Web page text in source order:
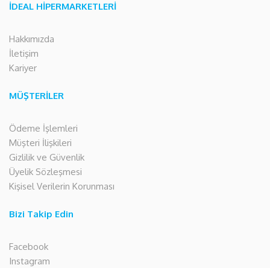
İDEAL HİPERMARKETLERİ
Hakkımızda
İletişim
Kariyer
MÜŞTERİLER
Ödeme İşlemleri
Müşteri İlişkileri
Gizlilik ve Güvenlik
Üyelik Sözleşmesi
Kişisel Verilerin Korunması
Bizi Takip Edin
Facebook
Instagram